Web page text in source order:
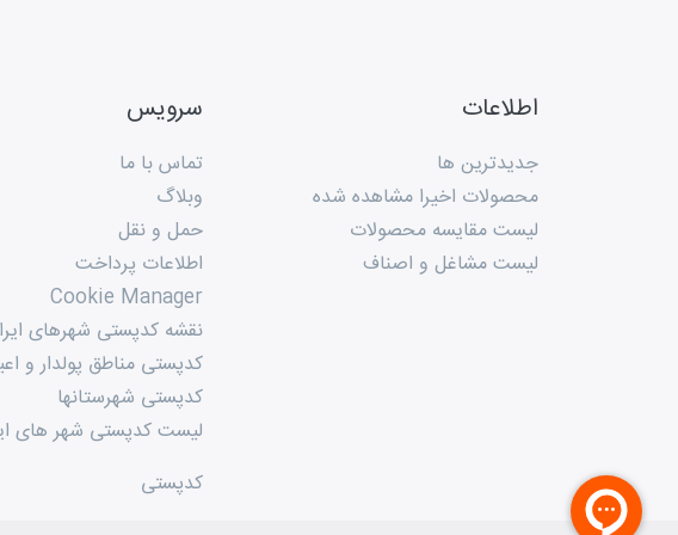
اطلاعات
جدیدترین ها
محصولات اخیرا مشاهده شده
لیست مقایسه محصولات
لیست مشاغل و اصناف
سرویس
تماس با ما
وبلاگ
حمل و نقل
اطلاعات پرداخت
Cookie Manager
نقشه کدپستی شهرهای
کدپستی مناطق پولدار و
کدپستی شهرستانها
لیست کدپستی شهر های
کدپستی